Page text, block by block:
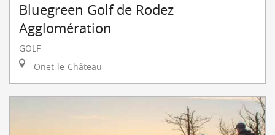
Bluegreen Golf de Rodez
Agglomération
GOLF
Onet-le-Château